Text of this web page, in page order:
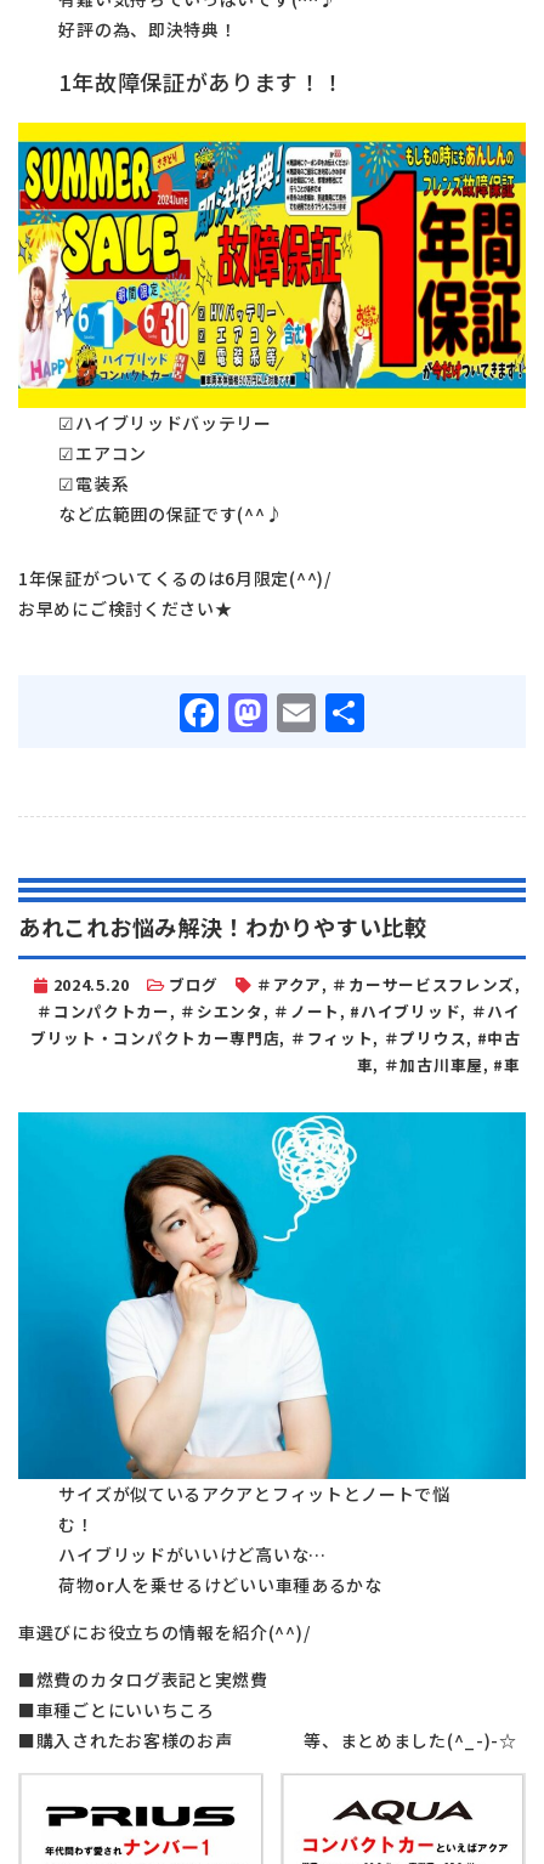
好評の為、即決特典！
1年故障保証があります！！
☑ハイブリッドバッテリー
☑エアコン
☑電装系
など広範囲の保証です(^^♪
1年保証がついてくるのは6月限定(^^)/
お早めにご検討ください★
Facebook
Mastodon
Email
あれこれお悩み解決！わかりやすい比較
2024.5.20 ブログ ＃アクア, ＃カーサービスフレンズ,
＃コンパクトカー, ＃シエンタ, ＃ノート , #ハイブリッド, ＃ハイ
ブリット・コンパクトカー専門店, ＃フィット, ＃プリウス, #中古
車, ＃加古川車屋, #車
サイズが似ているアクアとフィットとノートで悩
む！
ハイブリッドがいいけど高いな…
荷物or人を乗せるけどいい車種あるかな
車選びにお役立ちの情報を紹介(^^)/
■燃費のカタログ表記と実燃費
■車種ごとにいいちころ
■購入されたお客様のお声 等、まとめました(^_-)-☆